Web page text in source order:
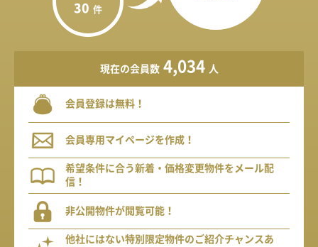
30 件
現在の会員数 4,034 人
会員登録は無料！
会員専用マイページを作成！
希望条件に合う新着・価格変更物件をメール配
信！
非公開物件が閲覧可能！
他社にはない特別限定物件のご紹介チャンスあ